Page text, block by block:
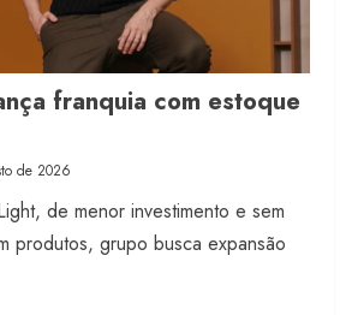
franquia com estoque
de 2026
de menor investimento e sem
produtos, grupo busca expansão